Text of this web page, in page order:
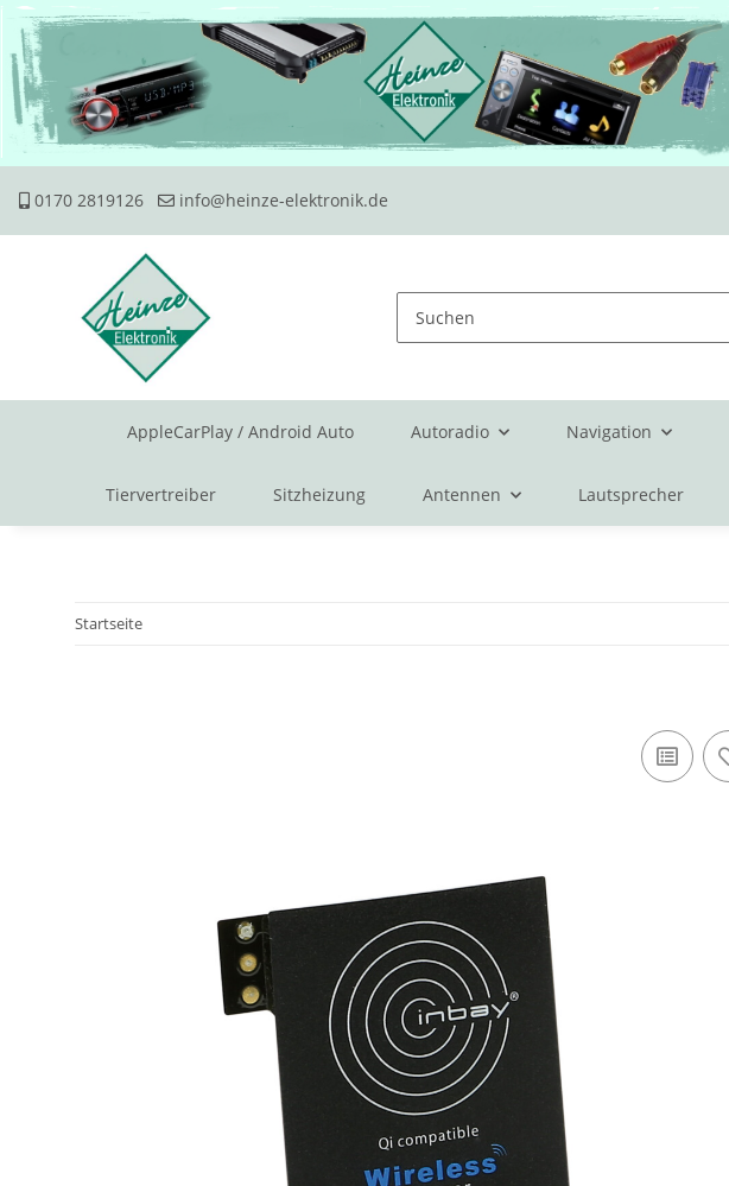
0170 2819126 info@heinze-elektronik.de
AppleCarPlay / Android Auto Autoradio Navigation
Tiervertreiber Sitzheizung Antennen Lautsprecher
Startseite